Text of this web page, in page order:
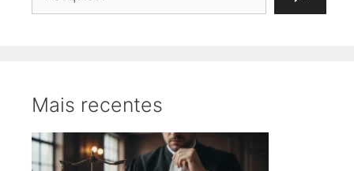
Mais recentes